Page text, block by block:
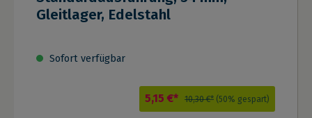
Gleitlager, Edelstahl
Sofort verfügbar
5,15 €* 10,30 €* (50% gespart)